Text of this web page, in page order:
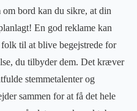
bord kan du sikre, at din
En god reklame kan
til at blive begejstrede for
du tilbyder dem. Det kræver
stemmetalenter og
sammen for at få det hele